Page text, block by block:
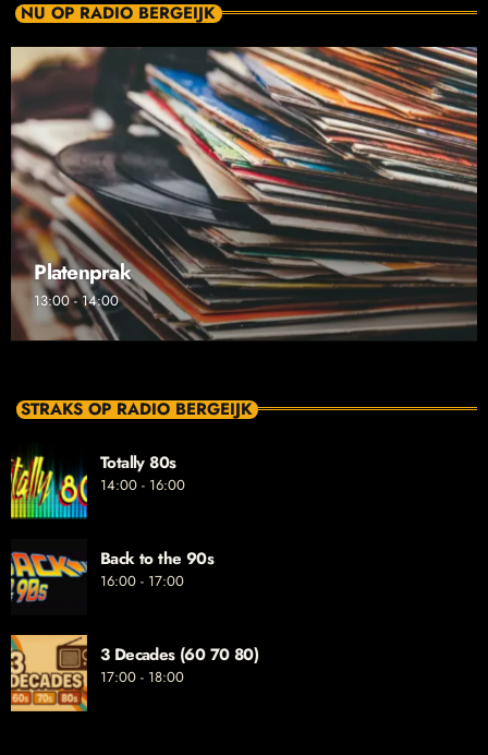
NU OP RADIO BERGEIJK
Platenprak
13:00 - 14:00
STRAKS OP RADIO BERGEIJK
Totally 80s
14:00 - 16:00
Back to the 90s
16:00 - 17:00
3 Decades (60 70 80)
17:00 - 18:00